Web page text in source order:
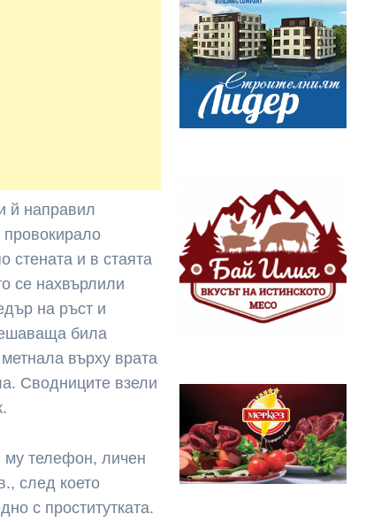
й направил
провокирало
стената и в стаята
се нахвърлили
на ръст и
била
върху врата
Сводниците взели
му телефон, личен
след което
с проститутката.